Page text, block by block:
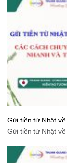
Gửi tiền từ Nhật về
và tiết kiệm
Gửi tiền từ Nhật